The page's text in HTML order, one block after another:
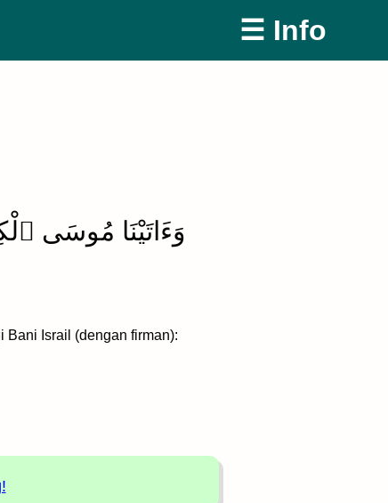
☰ Info
وَءَاتَيْنَا مُوسَى
Bani Israil (dengan firman):